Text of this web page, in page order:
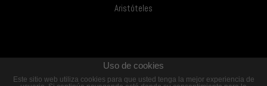
Aristóteles
Uso de cookies
Este sitio web utiliza cookies para que usted tenga la mejor experiencia de